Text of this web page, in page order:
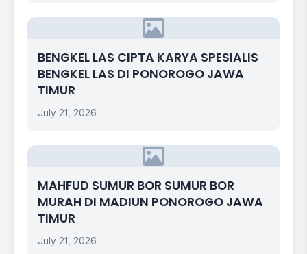
BENGKEL LAS CIPTA KARYA SPESIALIS
BENGKEL LAS DI PONOROGO JAWA
TIMUR
July 21, 2026
MAHFUD SUMUR BOR SUMUR BOR
MURAH DI MADIUN PONOROGO JAWA
TIMUR
July 21, 2026